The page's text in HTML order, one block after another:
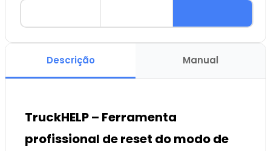
Descrição Manual
TruckHELP – Ferramenta
profissional de reset do modo de